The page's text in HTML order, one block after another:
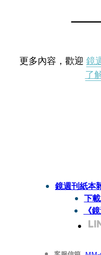
更多內容，歡迎 鏡
了
鏡週刊紙本
下
《